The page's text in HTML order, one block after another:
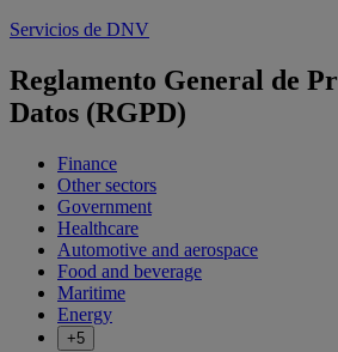
Servicios de DNV
Reglamento General de
Datos (RGPD)
Finance
Other sectors
Government
Healthcare
Automotive and aerospace
Food and beverage
Maritime
Energy
+5